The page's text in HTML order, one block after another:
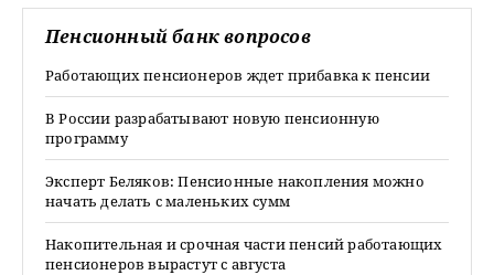
Пенсионный банк вопросов
Работающих пенсионеров ждет прибавка к пенсии
В России разрабатывают новую пенсионную
программу
Эксперт Беляков: Пенсионные накопления можно
начать делать с маленьких сумм
Накопительная и срочная части пенсий работающих
пенсионеров вырастут с августа